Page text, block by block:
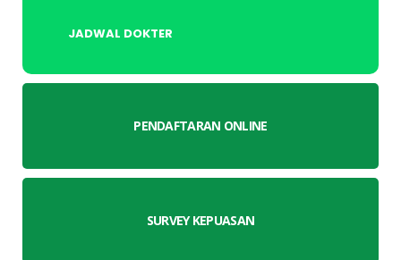
JADWAL DOKTER
PENDAFTARAN ONLINE
SURVEY KEPUASAN